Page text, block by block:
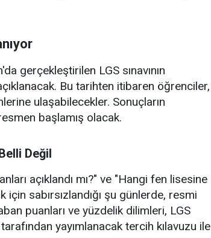
gerçekleştirilen LGS sınavının
Bu tarihten itibaren öğrenciler,
ulaşabilecekler. Sonuçların
başlamış olacak.
Değil
açıklandı mı?" ve "Hangi fen lisesine
sabırsızlandığı şu günlerde, resmi
puanları ve yüzdelik dilimleri, LGS
yayımlanacak tercih kılavuzu ile